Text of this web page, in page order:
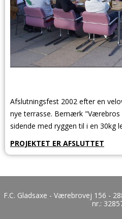
Afslutningsfest 2002 efter en
nye terrasse. Bemærk "Værebros
sidende med ryggen til i en 30kg
PROJEKTET ER AFSLUTTET
F.C. Gladsaxe - Værebrovej 156 -
nr.: